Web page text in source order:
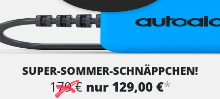
SUPER-SOMMER-SCHNÄPPCHEN!
179 € nur 129,00 €*